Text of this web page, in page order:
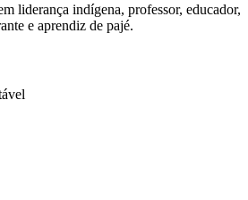
liderança indígena, professor, educador,
e aprendiz de pajé.